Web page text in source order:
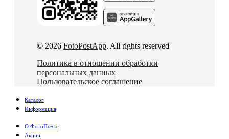
© 2026 FotoPostApp. All rights reserved
Политика в отношении обработки
персональных данных
Пользовательское соглашение
Каталог
Информация
О ФотоПочте
Акции